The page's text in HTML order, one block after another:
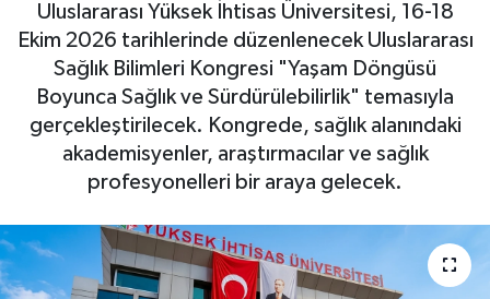
Uluslararası Yüksek İhtisas Üniversitesi, 16-18
Ekim 2026 tarihlerinde düzenlenecek Uluslararası
Sağlık Bilimleri Kongresi "Yaşam Döngüsü
Boyunca Sağlık ve Sürdürülebilirlik" temasıyla
gerçekleştirilecek. Kongrede, sağlık alanındaki
akademisyenler, araştırmacılar ve sağlık
profesyonelleri bir araya gelecek.
Kim Kimdir Nereli
Resmi İlanlar
Sağlık
Siyaset
Spor
Haber Arşivi